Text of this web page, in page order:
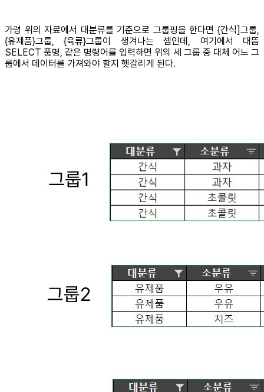
가령 위의 자료에서 대분류를 기준으로 그룹핑을 한다면 {간식]그룹,
{유제품}그룹, {육류}그룹이 생겨나는 셈인데, 여기에서 대뜸
SELECT 품명, 같은 명령어를 입력하면 위의 세 그룹 중 대체 어느 그
룹에서 데이터를 가져와야 할지 헷갈리게 된다.